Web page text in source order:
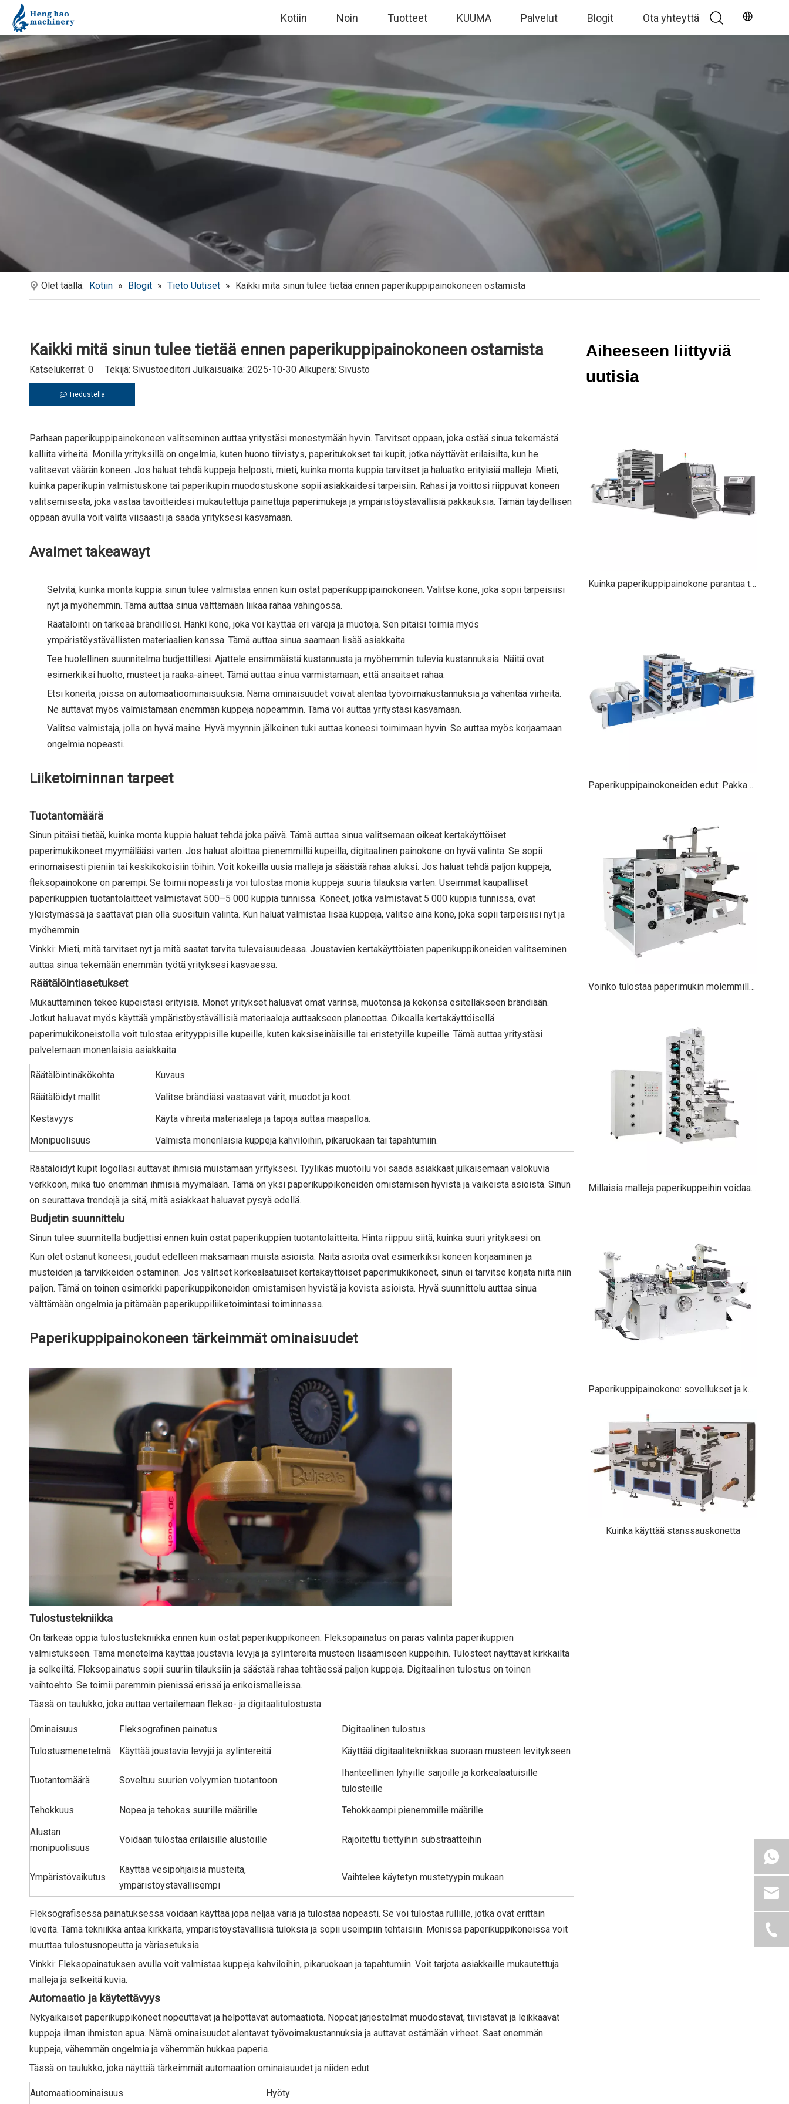
Kotiin Noin Tuotteet KUUMA Palvelut Blogit Ota yhteyttä
Olet täällä: Kotiin » Blogit » Tieto Uutiset » Kaikki mitä sinun tulee tietää ennen paperikuppipainokoneen ostamista
Kaikki mitä sinun tulee tietää ennen paperikuppipainokoneen ostamista
Katselukerrat: 0 Tekijä: Sivustoeditori Julkaisuaika: 2025-10-30 Alkuperä: Sivusto
Tiedustella
Parhaan paperikuppipainokoneen valitseminen auttaa yritystäsi menestymään hyvin. Tarvitset oppaan, joka estää sinua tekemästä
kalliita virheitä. Monilla yrityksillä on ongelmia, kuten huono tiivistys, paperitukokset tai kupit, jotka näyttävät erilaisilta, kun he
valitsevat väärän koneen. Jos haluat tehdä kuppeja helposti, mieti, kuinka monta kuppia tarvitset ja haluatko erityisiä malleja. Mieti,
kuinka paperikupin valmistuskone tai paperikupin muodostuskone sopii asiakkaidesi tarpeisiin. Rahasi ja voittosi riippuvat koneen
valitsemisesta, joka vastaa tavoitteidesi mukautettuja painettuja paperimukeja ja ympäristöystävällisiä pakkauksia. Tämän täydellisen
oppaan avulla voit valita viisaasti ja saada yrityksesi kasvamaan.
Avaimet takeawayt
Selvitä, kuinka monta kuppia sinun tulee valmistaa ennen kuin ostat paperikuppipainokoneen. Valitse kone, joka sopii tarpeisiisi
nyt ja myöhemmin. Tämä auttaa sinua välttämään liikaa rahaa vahingossa.
Räätälöinti on tärkeää brändillesi. Hanki kone, joka voi käyttää eri värejä ja muotoja. Sen pitäisi toimia myös
ympäristöystävällisten materiaalien kanssa. Tämä auttaa sinua saamaan lisää asiakkaita.
Tee huolellinen suunnitelma budjettillesi. Ajattele ensimmäistä kustannusta ja myöhemmin tulevia kustannuksia. Näitä ovat
esimerkiksi huolto, musteet ja raaka-aineet. Tämä auttaa sinua varmistamaan, että ansaitset rahaa.
Etsi koneita, joissa on automaatioominaisuuksia. Nämä ominaisuudet voivat alentaa työvoimakustannuksia ja vähentää virheitä.
Ne auttavat myös valmistamaan enemmän kuppeja nopeammin. Tämä voi auttaa yritystäsi kasvamaan.
Valitse valmistaja, jolla on hyvä maine. Hyvä myynnin jälkeinen tuki auttaa koneesi toimimaan hyvin. Se auttaa myös korjaamaan
ongelmia nopeasti.
Liiketoiminnan tarpeet
Tuotantomäärä
Sinun pitäisi tietää, kuinka monta kuppia haluat tehdä joka päivä. Tämä auttaa sinua valitsemaan oikeat kertakäyttöiset
paperimukikoneet myymälääsi varten. Jos haluat aloittaa pienemmillä kupeilla, digitaalinen painokone on hyvä valinta. Se sopii
erinomaisesti pieniin tai keskikokoisiin töihin. Voit kokeilla uusia malleja ja säästää rahaa aluksi. Jos haluat tehdä paljon kuppeja,
fleksopainokone on parempi. Se toimii nopeasti ja voi tulostaa monia kuppeja suuria tilauksia varten. Useimmat kaupalliset
paperikuppien tuotantolaitteet valmistavat 500–5 000 kuppia tunnissa. Koneet, jotka valmistavat 5 000 kuppia tunnissa, ovat
yleistymässä ja saattavat pian olla suosituin valinta. Kun haluat valmistaa lisää kuppeja, valitse aina kone, joka sopii tarpeisiisi nyt ja
myöhemmin.
Vinkki: Mieti, mitä tarvitset nyt ja mitä saatat tarvita tulevaisuudessa. Joustavien kertakäyttöisten paperikuppikoneiden valitseminen
auttaa sinua tekemään enemmän työtä yrityksesi kasvaessa.
Räätälöintiasetukset
Mukauttaminen tekee kupeistasi erityisiä. Monet yritykset haluavat omat värinsä, muotonsa ja kokonsa esitelläkseen brändiään.
Jotkut haluavat myös käyttää ympäristöystävällisiä materiaaleja auttaakseen planeettaa. Oikealla kertakäyttöisellä
paperimukikoneistolla voit tulostaa erityyppisille kupeille, kuten kaksiseinäisille tai eristetyille kupeille. Tämä auttaa yritystäsi
palvelemaan monenlaisia ​​asiakkaita.
Räätälöintinäkökohta
Kuvaus
Räätälöidyt mallit
Valitse brändiäsi vastaavat värit, muodot ja koot.
Kestävyys
Käytä vihreitä materiaaleja ja tapoja auttaa maapalloa.
Monipuolisuus
Valmista monenlaisia ​​kuppeja kahviloihin, pikaruokaan tai tapahtumiin.
Räätälöidyt kupit logollasi auttavat ihmisiä muistamaan yrityksesi. Tyylikäs muotoilu voi saada asiakkaat julkaisemaan valokuvia
verkkoon, mikä tuo enemmän ihmisiä myymälään. Tämä on yksi paperikuppikoneiden omistamisen hyvistä ja vaikeista asioista. Sinun
on seurattava trendejä ja sitä, mitä asiakkaat haluavat pysyä edellä.
Budjetin suunnittelu
Sinun tulee suunnitella budjettisi ennen kuin ostat paperikuppien tuotantolaitteita. Hinta riippuu siitä, kuinka suuri yrityksesi on.
Kun olet ostanut koneesi, joudut edelleen maksamaan muista asioista. Näitä asioita ovat esimerkiksi koneen korjaaminen ja
musteiden ja tarvikkeiden ostaminen. Jos valitset korkealaatuiset kertakäyttöiset paperimukikoneet, sinun ei tarvitse korjata niitä niin
paljon. Tämä on toinen esimerkki paperikuppikoneiden omistamisen hyvistä ja kovista asioista. Hyvä suunnittelu auttaa sinua
välttämään ongelmia ja pitämään paperikuppiliiketoimintasi toiminnassa.
Paperikuppipainokoneen tärkeimmät ominaisuudet
Tulostustekniikka
On tärkeää oppia tulostustekniikka ennen kuin ostat paperikuppikoneen. Fleksopainatus on paras valinta paperikuppien
valmistukseen. Tämä menetelmä käyttää joustavia levyjä ja sylintereitä musteen lisäämiseen kuppeihin. Tulosteet näyttävät kirkkailta
ja selkeiltä. Fleksopainatus sopii suuriin tilauksiin ja säästää rahaa tehtäessä paljon kuppeja. Digitaalinen tulostus on toinen
vaihtoehto. Se toimii paremmin pienissä erissä ja erikoismalleissa.
Tässä on taulukko, joka auttaa vertailemaan flekso- ja digitaalitulostusta:
Ominaisuus Fleksografinen painatus
Digitaalinen tulostus
Tulostusmenetelmä
Käyttää joustavia levyjä ja sylintereitä Käyttää digitaalitekniikkaa suoraan musteen levitykseen
Tuotantomäärä Soveltuu suurien volyymien tuotantoon
Ihanteellinen lyhyille sarjoille ja korkealaatuisille
tulosteille
Tehokkuus
Nopea ja tehokas suurille määrille
Tehokkaampi pienemmille määrille
Alustan
monipuolisuus
Voidaan tulostaa erilaisille alustoille Rajoitettu tiettyihin substraatteihin
Ympäristövaikutus
Käyttää vesipohjaisia ​​musteita,
ympäristöystävällisempi
Vaihtelee käytetyn mustetyypin mukaan
Fleksografisessa painatuksessa voidaan käyttää jopa neljää väriä ja tulostaa nopeasti. Se voi tulostaa rullille, jotka ovat erittäin
leveitä. Tämä tekniikka antaa kirkkaita, ympäristöystävällisiä tuloksia ja sopii useimpiin tehtaisiin. Monissa paperikuppikoneissa voit
muuttaa tulostusnopeutta ja väriasetuksia.
Vinkki: Fleksopainatuksen avulla voit valmistaa kuppeja kahviloihin, pikaruokaan ja tapahtumiin. Voit tarjota asiakkaille mukautettuja
malleja ja selkeitä kuvia.
Automaatio ja käytettävyys
Nykyaikaiset paperikuppikoneet nopeuttavat ja helpottavat automaatiota. Nopeat järjestelmät muodostavat, tiivistävät ja leikkaavat
kuppeja ilman ihmisten apua. Nämä ominaisuudet alentavat työvoimakustannuksia ja auttavat estämään virheet. Saat enemmän
kuppeja, vähemmän ongelmia ja vähemmän hukkaa paperia.
Tässä on taulukko, joka näyttää tärkeimmät automaation ominaisuudet ja niiden edut:
Automaatioominaisuus Hyöty
Aiheeseen liittyviä
uutisia
Kuinka paperikuppipainokone parantaa tuotantonopeutta?
Paperikuppipainokoneiden edut: Pakkauksen tehokkuuden, mukauttamisen ja kestävyyden lisääminen
Voinko tulostaa paperimukin molemmille puolille? Kattava opas
Millaisia ​​malleja paperikuppeihin voidaan tulostaa?
Paperikuppipainokone: sovellukset ja käyttötavat nykyaikaisessa valmistuksessa
Kuinka käyttää stanssauskonetta